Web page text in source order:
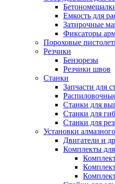
Емкость для
Затирочные
Фиксаторы
Пороховые
Резчики
Бензорезы
Резчики швов
Станки
Запчасти для
Станки для
Станки для
Станки для
Установки
Двигатели и
Комплекты